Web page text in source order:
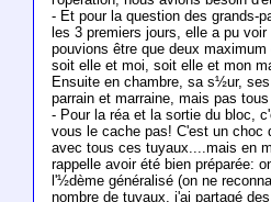
- Et pour la question des grands-
les 3 premiers jours, elle a pu
pouvions être que deux
soit elle et moi, soit elle et mon
Ensuite en chambre, sa s½ur,
parrain et marraine, mais pas
- Pour la réa et la sortie du bloc,
vous le cache pas! C'est un choc
avec tous ces tuyaux....mais en
rappelle avoir été bien préparée:
l'½dème généralisé (on ne
nombre de tuyaux, j'ai partagé